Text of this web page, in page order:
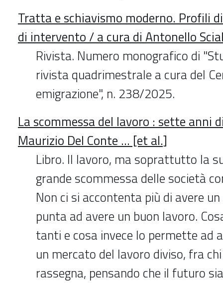
Tratta e schiavismo moderno. Profili
di intervento / a cura di Antonello
Rivista. Numero monografico di
rivista quadrimestrale a cura del
emigrazione", n. 238/2025.
La scommessa del lavoro : sette anni
Maurizio Del Conte ... [et al.]
Libro. Il lavoro, ma soprattutto la
grande scommessa delle società
Non ci si accontenta più di avere
punta ad avere un buon lavoro.
tanti e cosa invece lo permette ad
un mercato del lavoro diviso, fra
rassegna, pensando che il futuro